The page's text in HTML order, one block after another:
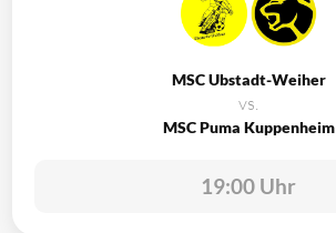
MSC Ubstadt-Weiher
vs.
MSC Puma Kuppenheim
19:00 Uhr